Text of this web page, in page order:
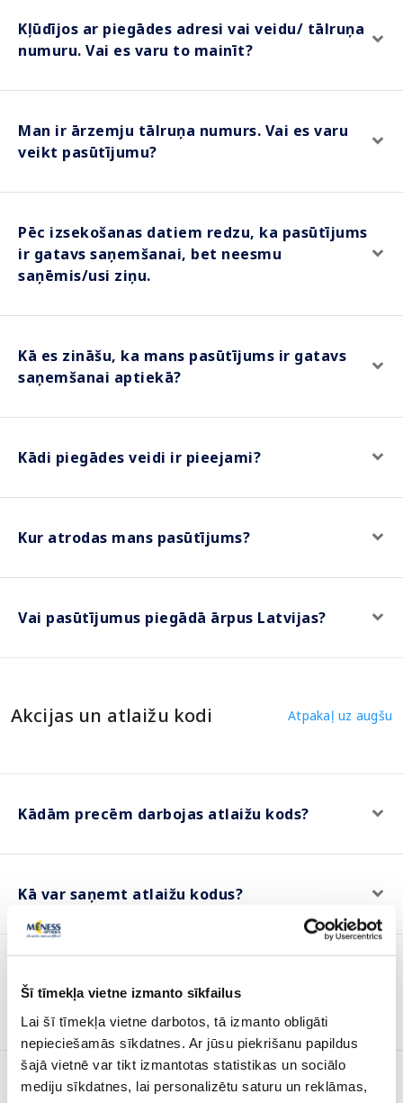
Šī tīmekļa vietne izmanto sīkfailus
Lai šī tīmekļa vietne darbotos, tā izmanto obligāti
nepieciešamās sīkdatnes. Ar jūsu piekrišanu papildus
šajā vietnē var tikt izmantotas statistikas un sociālo
mediju sīkdatnes, lai personalizētu saturu un reklāmas,
Kļūdījos ar piegādes adresi vai veidu/ tālruņa
numuru. Vai es varu to mainīt?
Man ir ārzemju tālruņa numurs. Vai es varu
veikt pasūtījumu?
Pēc izsekošanas datiem redzu, ka pasūtījums
ir gatavs saņemšanai, bet neesmu
saņēmis/usi ziņu.
Kā es zināšu, ka mans pasūtījums ir gatavs
saņemšanai aptiekā?
Kādi piegādes veidi ir pieejami?
Kur atrodas mans pasūtījums?
Vai pasūtījumus piegādā ārpus Latvijas?
Akcijas un atlaižu kodi Atpakaļ uz augšu
Kādām precēm darbojas atlaižu kods?
Kā var saņemt atlaižu kodus?
Preču atgriešana
Iegādājos ierīci, bet tā vairs nestrādā/ir